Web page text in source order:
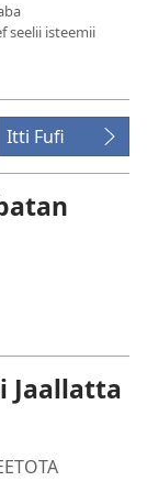
seelii isteemii
Itti Fufi
Jaallatta